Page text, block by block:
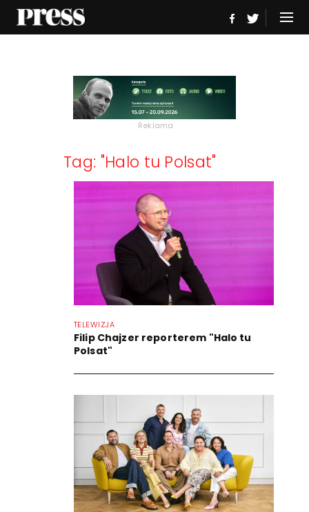
Reklama
Tag: "Halo tu Polsat"
TELEWIZJA
Filip Chajzer reporterem "Halo tu
Polsat"